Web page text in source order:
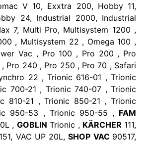
V 10, Exxtra 200, Hobby 11,
24, Industrial 2000, Industrial
7, Multi Pro, Multisystem 1200 ,
, Multisystem 22 , Omega 100 ,
Vac , Pro 100 , Pro 200 , Pro
Pro 240 , Pro 250 , Pro 70 , Safari
22 , Trionic 616-01 , Trionic
700-21 , Trionic 740-07 , Trionic
810-21 , Trionic 850-21 , Trionic
950-53 , Trionic 950-55 , FAM
,GOBLIN Trionic , KÄRCHER 111,
VAC UP 20L,SHOP VAC 90517,